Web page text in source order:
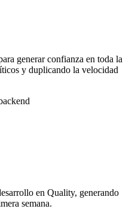
generar confianza en toda la
y duplicando la velocidad
en Quality, generando
semana.